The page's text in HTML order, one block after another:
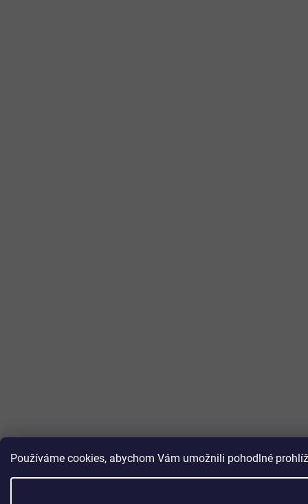
Používáme cookies, abychom Vám umožnili pohodlné